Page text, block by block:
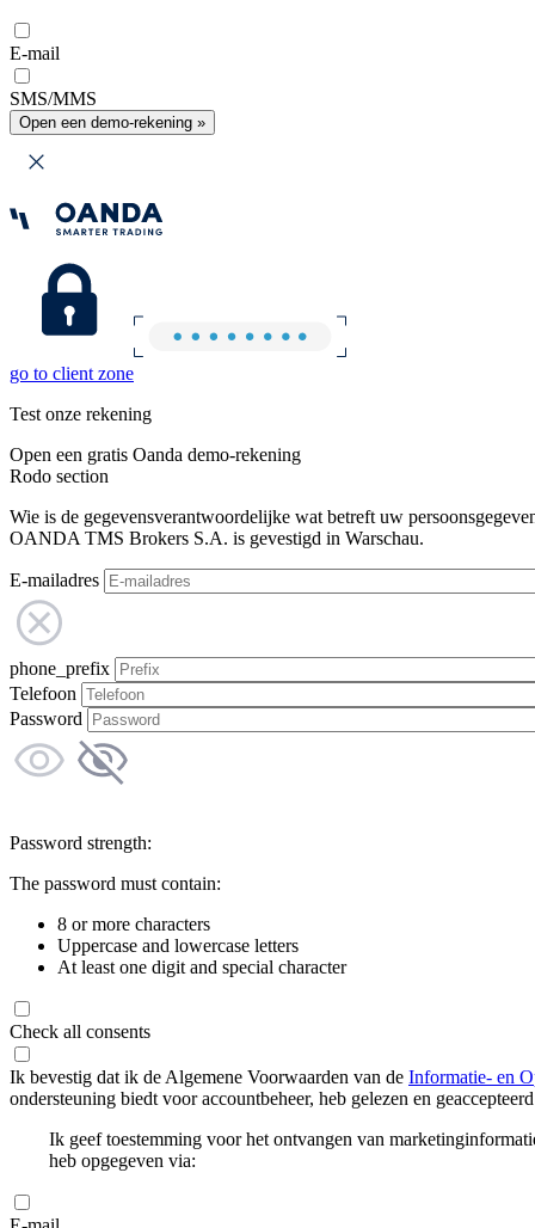
E-mail
SMS/MMS
Open een demo-rekening »
go to client zone
Test onze rekening
Open een gratis Oanda demo-rekening
Rodo section
Wie is de gegevensverantwoordelijke wat betreft uw
OANDA TMS Brokers S.A. is gevestigd in Warschau.
E-mailadres
phone_prefix
Telefoon
Password
Password strength:
The password must contain:
8 or more characters
Uppercase and lowercase letters
At least one digit and special character
Check all consents
Ik bevestig dat ik de Algemene Voorwaarden van de Informatie- en
ondersteuning biedt voor accountbeheer, heb gelezen en
Ik geef toestemming voor het ontvangen van
heb opgegeven via: